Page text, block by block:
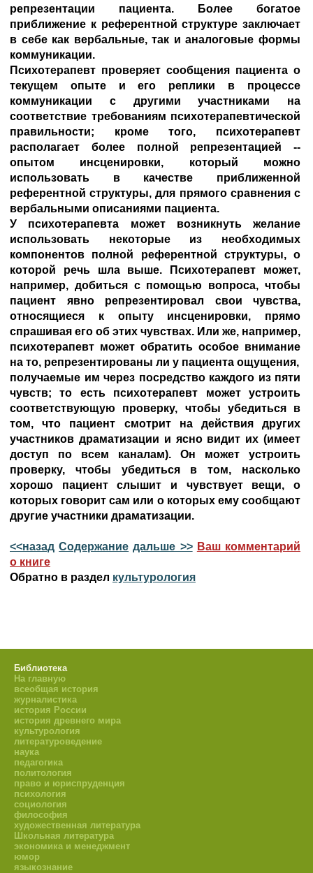
репрезентации пациента. Более богатое
приближение к референтной структуре заключает
в себе как вербальные, так и аналоговые формы
коммуникации.
Психотерапевт проверяет сообщения пациента о
текущем опыте и его реплики в процессе
коммуникации с другими участниками на
соответствие требованиям психотерапевтической
правильности; кроме того, психотерапевт
располагает более полной репрезентацией --
опытом инсценировки, который можно
использовать в качестве приближенной
референтной структуры, для прямого сравнения с
вербальными описаниями пациента.
У психотерапевта может возникнуть желание
использовать некоторые из необходимых
компонентов полной референтной структуры, о
которой речь шла выше. Психотерапевт может,
например, добиться с помощью вопроса, чтобы
пациент явно репрезентировал свои чувства,
относящиеся к опыту инсценировки, прямо
спрашивая его об этих чувствах. Или же, например,
психотерапевт может обратить особое внимание
на то, репрезентированы ли у пациента ощущения,
получаемые им через посредство каждого из пяти
чувств; то есть психотерапевт может устроить
соответствующую проверку, чтобы убедиться в
том, что пациент смотрит на действия других
участников драматизации и ясно видит их (имеет
доступ по всем каналам). Он может устроить
проверку, чтобы убедиться в том, насколько
хорошо пациент слышит и чувствует вещи, о
которых говорит сам или о которых ему сообщают
другие участники драматизации.
<<назад Содержание дальше >> Ваш комментарий
о книге
Обратно в раздел культурология
Библиотека
На главную
всеобщая история
журналистика
история России
история древнего мира
культурология
литературоведение
наука
педагогика
политология
право и юриспруденция
психология
социология
философия
художественная литература
Школьная литература
экономика и менеджмент
юмор
языкознание